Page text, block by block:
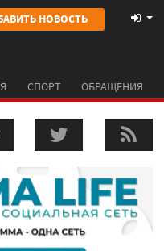
НОВОСТЬ
СПОРТ ОБРАЩЕНИЯ